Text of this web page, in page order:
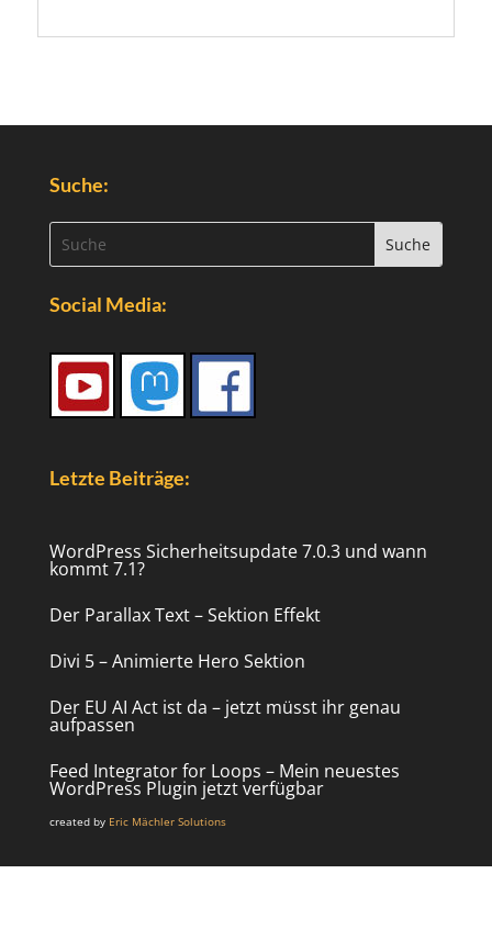
Suche:
Social Media:
Letzte Beiträge:
WordPress Sicherheitsupdate 7.0.3 und wann
kommt 7.1?
Der Parallax Text – Sektion Effekt
Divi 5 – Animierte Hero Sektion
Der EU AI Act ist da – jetzt müsst ihr genau
aufpassen
Feed Integrator for Loops – Mein neuestes
WordPress Plugin jetzt verfügbar
created by Eric Mächler Solutions